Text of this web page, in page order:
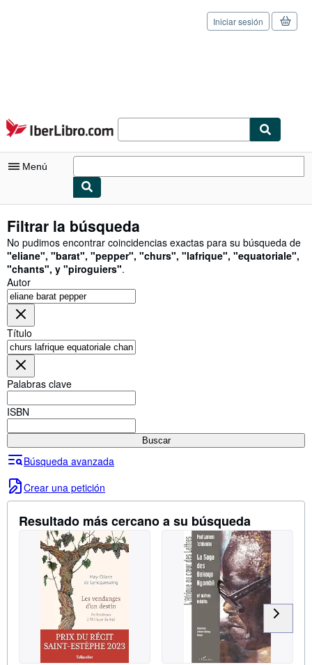
Pasar al contenido principal
IberLibro.com
Iniciar sesión
Menú
Consultar mis pedidos
Cerrar sesión
Búsqueda avanzada
Colecciones
Libros antiguos
Arte y coleccionismo
Vendedores
Comenzar a vender
Ayuda
Filtrar la búsqueda
No pudimos encontrar coincidencias exactas para su búsqueda de
"eliane", "barat", "pepper", "churs", "lafrique", "equatoriale",
"chants", y "piroguiers".
Autor
Título
Palabras clave
ISBN
Buscar
Búsqueda avanzada
Crear una petición
Resultado más cercano a su búsqueda